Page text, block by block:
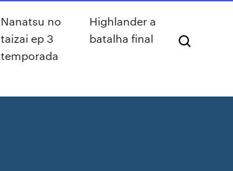
Nanatsu no
taizai ep 3
temporada
Highlander a
batalha final